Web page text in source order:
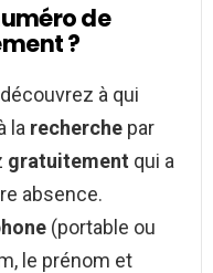
de
?
à qui
la recherche par
gratuitement qui a
absence.
(portable ou
le prénom et